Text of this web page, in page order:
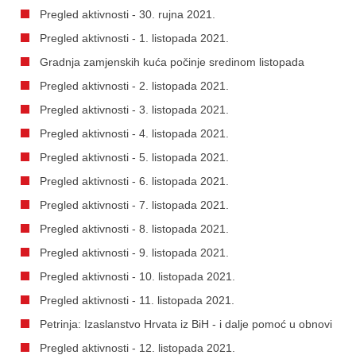
Pregled aktivnosti - 30. rujna 2021.
Pregled aktivnosti - 1. listopada 2021.
Gradnja zamjenskih kuća počinje sredinom listopada
Pregled aktivnosti - 2. listopada 2021.
Pregled aktivnosti - 3. listopada 2021.
Pregled aktivnosti - 4. listopada 2021.
Pregled aktivnosti - 5. listopada 2021.
Pregled aktivnosti - 6. listopada 2021.
Pregled aktivnosti - 7. listopada 2021.
Pregled aktivnosti - 8. listopada 2021.
Pregled aktivnosti - 9. listopada 2021.
Pregled aktivnosti - 10. listopada 2021.
Pregled aktivnosti - 11. listopada 2021.
Petrinja: Izaslanstvo Hrvata iz BiH - i dalje pomoć u obnovi
Pregled aktivnosti - 12. listopada 2021.